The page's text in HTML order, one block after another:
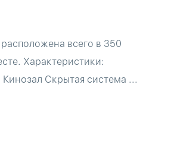
всего в 350
Характеристики:
Скрытая система ...